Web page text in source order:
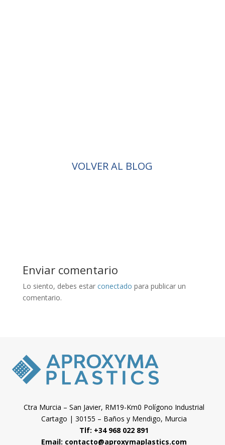
VOLVER AL BLOG
Enviar comentario
Lo siento, debes estar conectado para publicar un
comentario.
Ctra Murcia – San Javier, RM19-Km0 Polígono Industrial
Cartago | 30155 – Baños y Mendigo, Murcia
Tlf: +34 968 022 891
Email: contacto@aproxymaplastics.com